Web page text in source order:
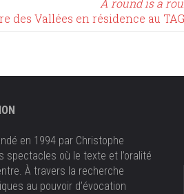
A round is a
des Vallées en résidence au
en 1994 par Christophe
spectacles où le texte et l’oralité
À travers la recherche
au pouvoir d’évocation